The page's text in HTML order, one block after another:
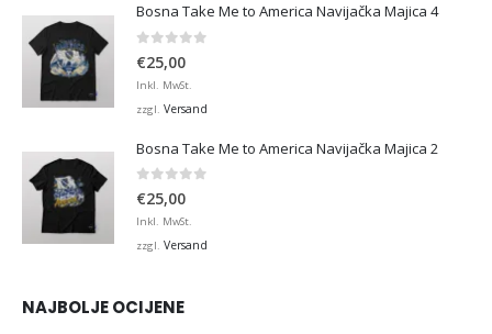
Bosna Take Me to America Navijačka Majica 4
€25,00
Inkl. MwSt.
zzgl. Versand
Bosna Take Me to America Navijačka Majica 2
0 von 5
€25,00
Inkl. MwSt.
zzgl. Versand
NAJBOLJE OCIJENE